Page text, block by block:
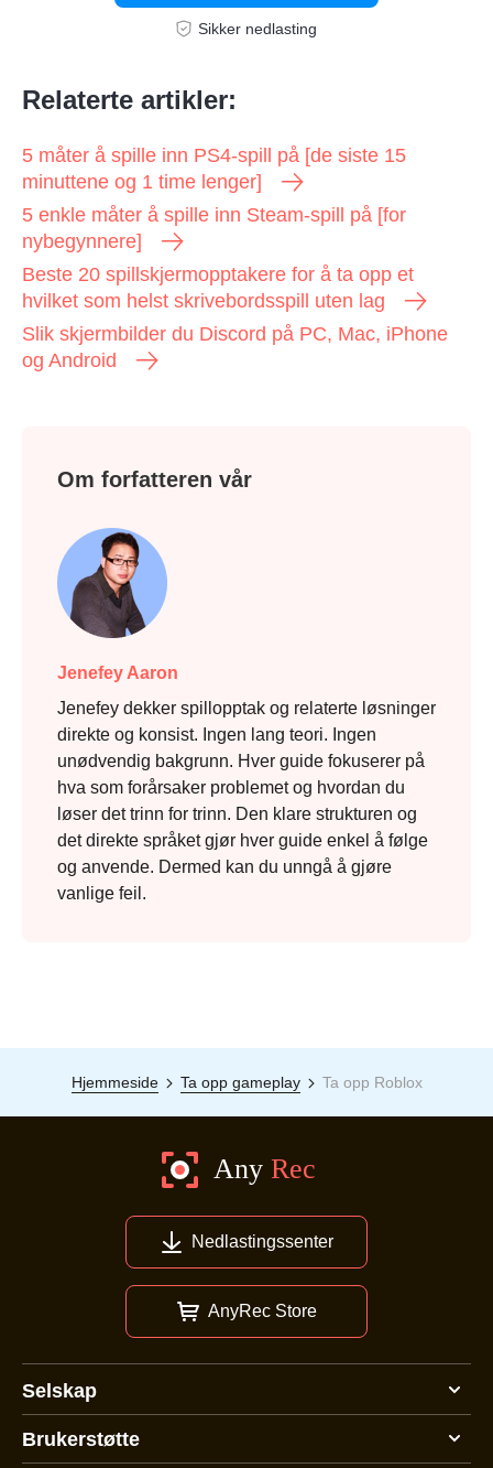
Sikker nedlasting
Relaterte artikler:
5 måter å spille inn PS4-spill på [de siste 15
minuttene og 1 time lenger]
5 enkle måter å spille inn Steam-spill på [for
nybegynnere]
Beste 20 spillskjermopptakere for å ta opp et
hvilket som helst skrivebordsspill uten lag
Slik skjermbilder du Discord på PC, Mac, iPhone
og Android
Om forfatteren vår
Jenefey Aaron
Jenefey dekker spillopptak og relaterte løsninger
direkte og konsist. Ingen lang teori. Ingen
unødvendig bakgrunn. Hver guide fokuserer på
hva som forårsaker problemet og hvordan du
løser det trinn for trinn. Den klare strukturen og
det direkte språket gjør hver guide enkel å følge
og anvende. Dermed kan du unngå å gjøre
vanlige feil.
Hjemmeside Ta opp gameplay Ta opp Roblox
Nedlastingssenter
AnyRec Store
Selskap
Brukerstøtte